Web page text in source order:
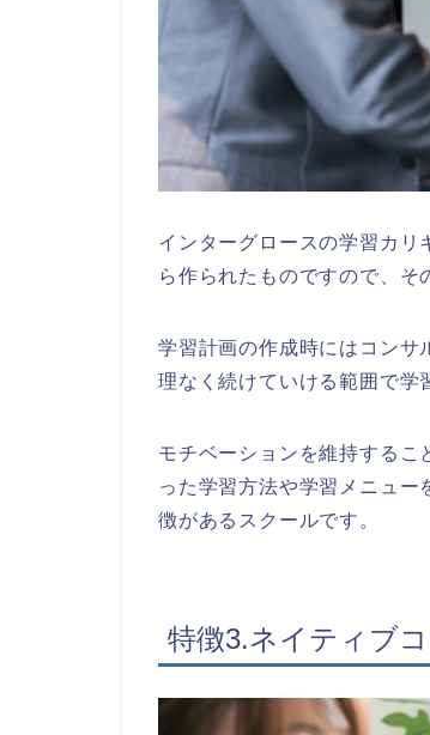
インターグロースの学習カリ
ら作られたものですので、そ
学習計画の作成時にはコンサ
理なく続けていける範囲で学
モチベーションを維持するこ
った学習方法や学習メニュ
徴があるスクールです。
特徴3.ネイティブ